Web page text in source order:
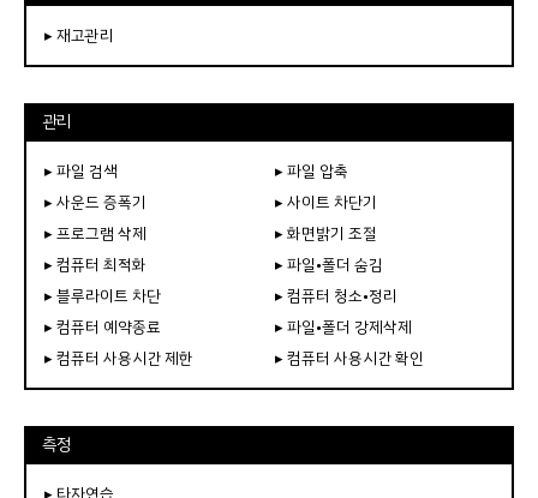
▸ 재고관리
관리
▸ 파일 검색
▸ 파일 압축
▸ 사운드 증폭기
▸ 사이트 차단기
▸ 프로그램 삭제
▸ 화면밝기 조절
▸ 컴퓨터 최적화
▸ 파일•폴더 숨김
▸ 블루라이트 차단
▸ 컴퓨터 청소•정리
▸ 컴퓨터 예약종료
▸ 파일•폴더 강제삭제
▸ 컴퓨터 사용시간 제한
▸ 컴퓨터 사용시간 확인
측정
▸ 타자연습